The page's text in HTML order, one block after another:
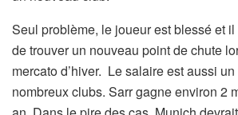
Seul problème, le joueur est blessé et
de trouver un nouveau point de chute
mercato d’hiver. Le salaire est aussi
nombreux clubs. Sarr gagne environ 2